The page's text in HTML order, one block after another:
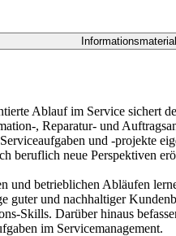
Ablauf im Service sichert
, Reparatur- und
und -projekte
beruflich neue Perspektiven
betrieblichen Abläufen
und nachhaltiger
Skills. Darüber hinaus
im Servicemanagement.